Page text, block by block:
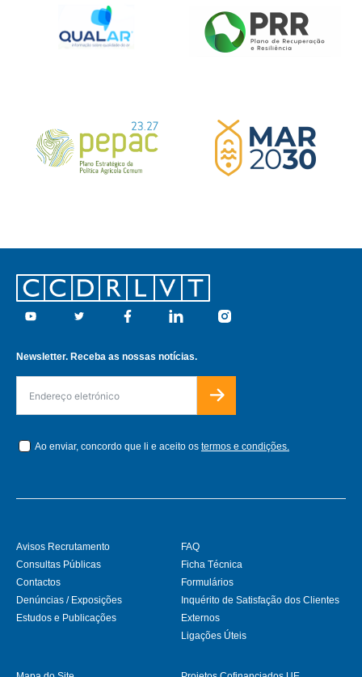
Footer
Youtube Twitter Facebook Linkedin Instagram
Newsletter. Receba as nossas notícias.
Ao enviar, concordo que li e aceito os termos e condições.
Avisos Recrutamento
Consultas Públicas
Contactos
Denúncias / Exposições
Estudos e Publicações
FAQ
Ficha Técnica
Formulários
Inquérito de Satisfação dos Clientes
Externos
Ligações Úteis